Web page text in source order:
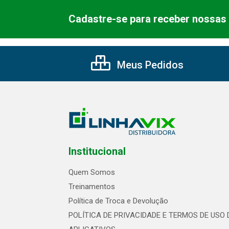
Cadastre-se para receber
Meus Pedidos
Institucional
Quem Somos
Treinamentos
Política de Troca e Devolução
POLÍTICA DE PRIVACIDADE E TERMOS DE USO